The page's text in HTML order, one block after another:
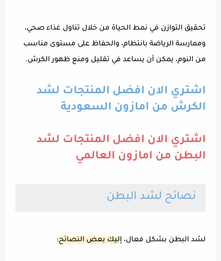
تحقيق التوازن في نمط الحياة من خلال تناول غذاء صحي،
وممارسة الرياضة بانتظام، والحفاظ على مستوى مناسب
من النوم، يمكن أن يساعد في تقليل ومنع ظهور الكرش.
اشتري الان افضل المنتجات لشد
الكرش من امازون السعودية
اشتري الان افضل المنتجات لشد
البطن من امازون العالمي
نصائح لشد البطن
لشد البطن بشكل فعال، إليك بعض النصائح: